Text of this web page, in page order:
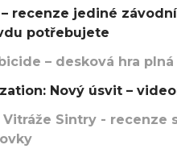
– recenze jediné
potřebujete
– desková hra
Nový úsvit –
Vitráže Sintry - recenze